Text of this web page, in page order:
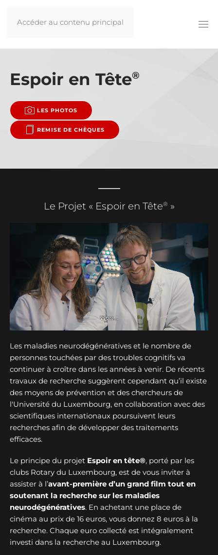
Accéder au contenu principal
Espoir en Tête®
LES PHOTOS
REMISE DE CHÈQUES
Le Projet « Espoir en Tête® »
Les maladies neurodégénératives et le nombre de
personnes touchées par des troubles cognitifs va
continuer à croître dans les années à venir. De récents
travaux de recherche suggèrent cependant qu’il existe
des moyens de prévention et des chercheurs de
l'Université du Luxembourg, en collaboration avec des
scientifiques internationaux poursuivent leurs
recherches afin de développer des traitements
efficaces.
Le principe du projet Espoir en tête®, porté par les
clubs Rotary du Luxembourg, est de vous inviter à
assister à l’avant-première d’un grand film tout en
soutenant la recherche sur les maladies
neurodégénératives. En achetant une place de
cinéma au prix de 16 euros, vous donnez 8 euros à la
recherche. Chaque euro collecté est intégralement
investi dans la recherche au Luxembourg.